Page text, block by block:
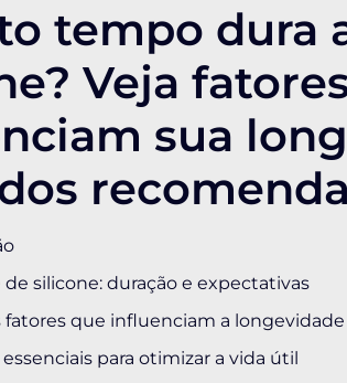
tempo dura
Veja
sua
de silicone: duração e expectativas
fatores que influenciam a longevidade
para otimizar a vida útil